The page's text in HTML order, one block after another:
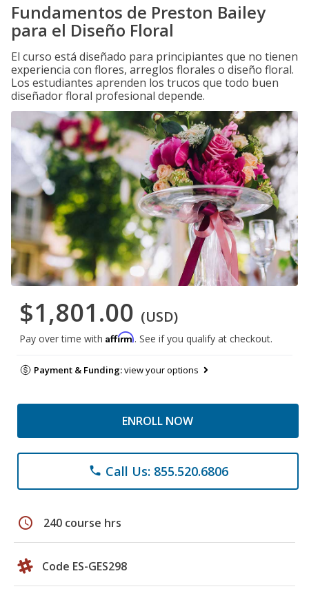
Fundamentos de Preston Bailey
para el Diseño Floral
El curso está diseñado para principiantes que no tienen
experiencia con flores, arreglos florales o diseño floral.
Los estudiantes aprenden los trucos que todo buen
diseñador floral profesional depende.
$1,801.00 (USD)
Pay over time with Affirm. See if you qualify at checkout.
Payment & Funding:view your options
ENROLL NOW
phone Call Us: 855.520.6806
schedule 240 course hrs
Code ES-GES298